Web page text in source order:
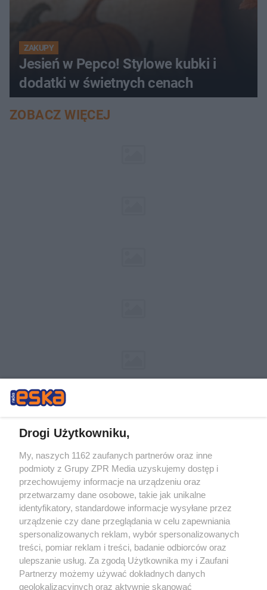
ZAKUPY
Jesień w Pepco! Stylowe kubki i
dodatki w świetnych cenach
ZOBACZ WIĘCEJ
Żaden utwór zamieszczony w serwisie nie może być powielany i
rozpowszechniany lub dalej rozpowszechniany w jakikolwiek sposób (w
tym także elektroniczny lub mechaniczny) na jakimkolwiek polu
eksploatacji w jakiejkolwiek formie, włącznie z umieszczaniem w
Internecie bez pisemnej zgody właściciela praw. Jakiekolwiek użycie lub
wykorzystanie utworów w całości lub w części z naruszeniem prawa,
tzn. bez właściwej zgody, jest zabronione pod groźbą kary i może być
ścigane prawnie.
Drogi Użytkowniku,
My, naszych 1162 zaufanych partnerów oraz inne
podmioty z Grupy ZPR Media uzyskujemy dostęp i
przechowujemy informacje na urządzeniu oraz
przetwarzamy dane osobowe, takie jak unikalne
identyfikatory, standardowe informacje wysyłane przez
urządzenie czy dane przeglądania w celu zapewniania
spersonalizowanych reklam, wybór spersonalizowanych
treści, pomiar reklam i treści, badanie odbiorców oraz
ulepszanie usług. Za zgodą Użytkownika my i Zaufani
Partnerzy możemy używać dokładnych danych
geolokalizacyjnych oraz aktywnie skanować